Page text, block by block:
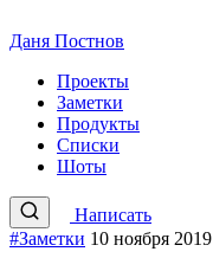
Даня Постнов
Проекты
Заметки
Продукты
Списки
Шоты
Написать
#Заметки 10 ноября 2019